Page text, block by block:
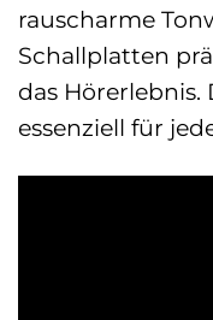
rauscharme
Schallplatten
das Hörerlebnis.
essenziell für